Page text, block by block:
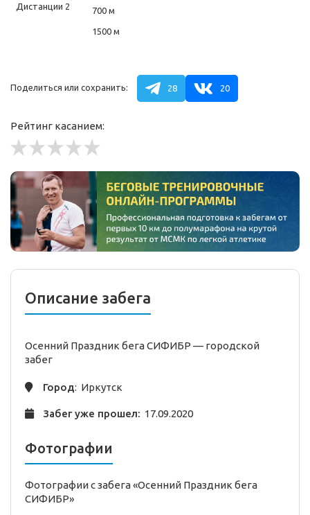
Дистанции 2 700 м
1500 м
Поделиться или сохранить: 28 20
Рейтинг касанием:
Описание забега
Осенний Праздник бега СИФИБР — городской
забег
Город: Иркутск
Забег уже прошел: 17.09.2020
Фотографии
Фотографии с забега «Осенний Праздник бега
СИФИБР»